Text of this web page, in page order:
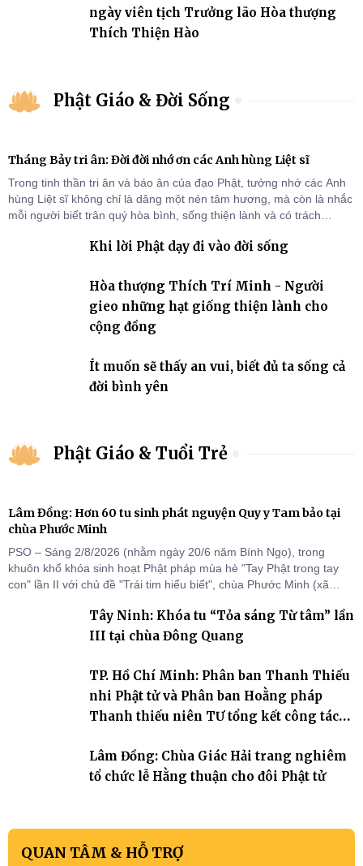
ngày viên tịch Trưởng lão Hòa thượng
Thích Thiện Hào
Phật Giáo & Đời Sống
Tháng Bảy tri ân: Đời đời nhớ ơn các Anh hùng Liệt sĩ
Trong tinh thần tri ân và báo ân của đạo Phật, tưởng nhớ các Anh
hùng Liệt sĩ không chỉ là dâng một nén tâm hương, mà còn là nhắc
mỗi người biết trân quý hòa bình, sống thiện lành và có trách
Khi lời Phật dạy đi vào đời sống
Hòa thượng Thích Trí Minh - Người
gieo những hạt giống thiện lành cho
cộng đồng
Ít muốn sẽ thấy an vui, biết đủ ta sống cả
đời bình yên
Phật Giáo & Tuổi Trẻ
Lâm Đồng: Hơn 60 tu sinh phát nguyện Quy y Tam bảo tại
chùa Phước Minh
PSO – Sáng 2/8/2026 (nhằm ngày 20/6 năm Bính Ngọ), trong
khuôn khổ khóa sinh hoạt Phật pháp mùa hè "Tay Phật trong tay
con" lần II với chủ đề "Trái tim hiểu biết", chùa Phước Minh (xã
cho hơn 60 tu sinh.Tây Ninh: Khóa tu “Tỏa sáng Từ tâm” lần
III tại chùa Đông Quang
TP. Hồ Chí Minh: Phân ban Thanh Thiếu
nhi Phật tử và Phân ban Hoằng pháp
Thanh thiếu niên TƯ tổng kết công tác
Lâm Đồng: Chùa Giác Hải trang nghiêm
tổ chức lễ Hằng thuận cho đôi Phật tử
QUAN TÂM & HỖ TRỢ